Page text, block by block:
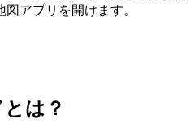
アプリを開けます。
は？